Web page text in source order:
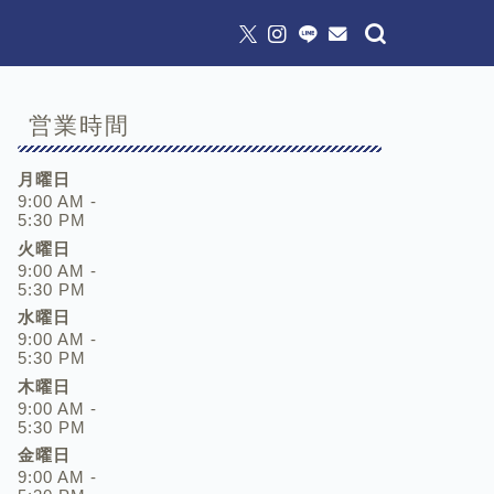
営業時間
月曜日
9:00 AM -
5:30 PM
火曜日
9:00 AM -
5:30 PM
水曜日
9:00 AM -
5:30 PM
木曜日
9:00 AM -
5:30 PM
金曜日
9:00 AM -